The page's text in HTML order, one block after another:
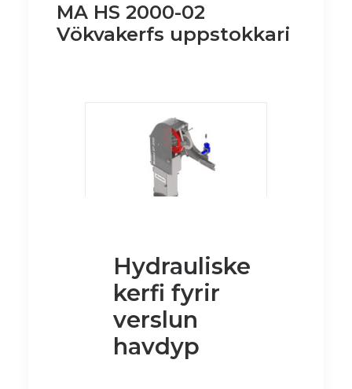
MA HS 2000-02
Vökvakerfs uppstokkari
Hydrauliske
kerfi fyrir
verslun
havdyp